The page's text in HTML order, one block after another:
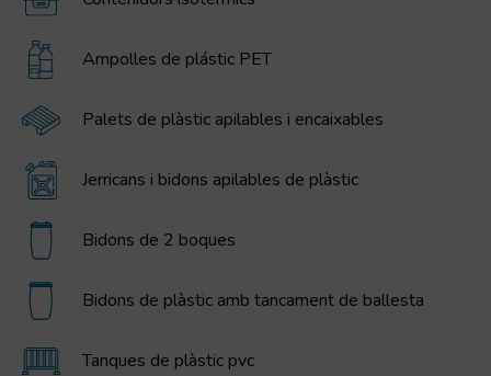
Ampolles de plástic PET
Palets de plàstic apilables i encaixables
Jerricans i bidons apilables de plàstic
Bidons de 2 boques
Bidons de plàstic amb tancament de ballesta
Tanques de plàstic pvc